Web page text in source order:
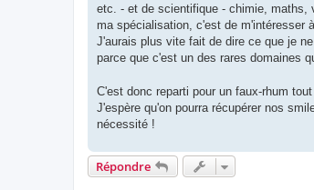
etc. - et de scientifique - chimie, maths,
ma spécialisation, c'est de m'intéresser
J'aurais plus vite fait de dire ce que je
parce que c'est un des rares domaines
C'est donc reparti pour un faux-rhum
J'espère qu'on pourra récupérer nos
nécessité !
Répondre